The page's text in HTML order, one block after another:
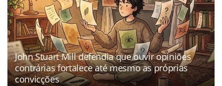
John Stuart Mill defendia que ouvir opiniões
contrárias fortalece até mesmo as próprias
convicções